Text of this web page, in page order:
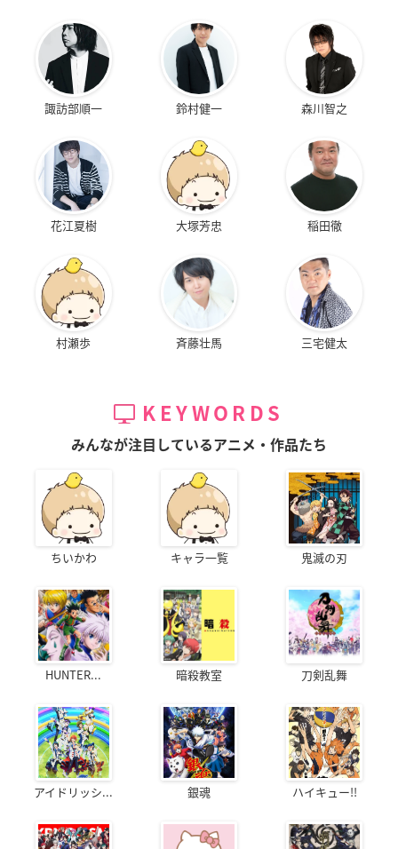
諏訪部順一 鈴村健一 森川智之
花江夏樹 大塚芳忠 稲田徹
村瀬歩 斉藤壮馬 三宅健太
KEYWORDS
みんなが注目しているアニメ・作品たち
ちいかわ キャラ一覧 鬼滅の刃
HUNTER... 暗殺教室 刀剣乱舞
アイドリッシ... 銀魂 ハイキュー!!